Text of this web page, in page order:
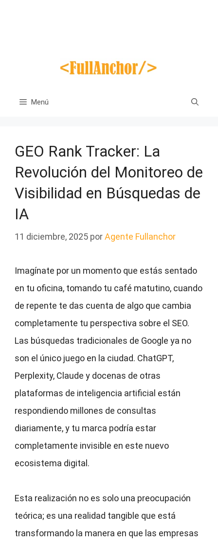
Menú
GEO Rank Tracker: La
Revolución del Monitoreo de
Visibilidad en Búsquedas de
IA
11 diciembre, 2025 porAgente Fullanchor
Imagínate por un momento que estás sentado
en tu oficina, tomando tu café matutino, cuando
de repente te das cuenta de algo que cambia
completamente tu perspectiva sobre el SEO.
Las búsquedas tradicionales de Google ya no
son el único juego en la ciudad. ChatGPT,
Perplexity, Claude y docenas de otras
plataformas de inteligencia artificial están
respondiendo millones de consultas
diariamente, y tu marca podría estar
completamente invisible en este nuevo
ecosistema digital.
Esta realización no es solo una preocupación
teórica; es una realidad tangible que está
transformando la manera en que las empresas